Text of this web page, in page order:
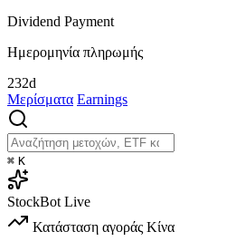
Dividend Payment
Ημερομηνία πληρωμής
232d
Μερίσματα Earnings
⌘ K
StockBot Live
Κατάσταση αγοράς Κίνα